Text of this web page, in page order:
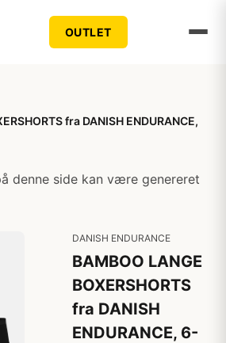
OUTLET
fra DANISH ENDURANCE,
denne side kan være genereret
DANISH ENDURANCE
BAMBOO LANGE
BOXERSHORTS
fra DANISH
ENDURANCE, 6-